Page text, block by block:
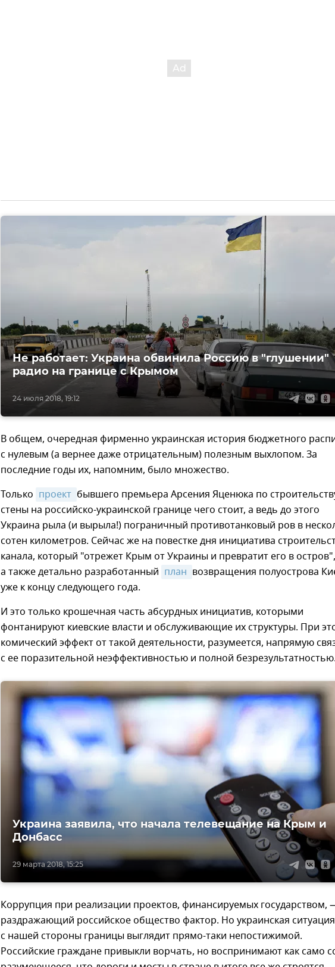
24 июля 2018, 19:12
Не работает: Украина обвинила Россию в "глушении"
радио на границе с Крымом
В общем, очередная фирменно украинская история бюджетного
с нулевым (а вернее даже отрицательным) полезным выхлопом. За
последние годы их, напомним, было множество.
Только проект бывшего премьера Арсения Яценюка по
стены на российско-украинской границе чего стоит, а ведь до этого
Украина рыла (и вырыла!) пограничный противотанковый ров в
сотен километров. Сейчас же на повестке дня инициатива
канала, который "отрежет Крым от Украины и превратит его в остров",
а также детально разработанный план возвращения полуострова
уже к концу следующего года.
И это только крошечная часть абсурдных инициатив, которыми
фонтанируют киевские власти и обслуживающие их структуры. При
комический эффект от такой деятельности, разумеется, напрямую
с ее поразительной неэффективностью и полной
29 марта 2018, 15:25
Украина заявила, что начала телевещание на Крым и
Донбасс
Коррупция при реализации проектов, финансируемых государством,
раздражающий российское общество фактор. Но украинская ситуация
с нашей стороны границы выглядит прямо-таки непостижимой.
Российские граждане привыкли ворчать, но воспринимают как само